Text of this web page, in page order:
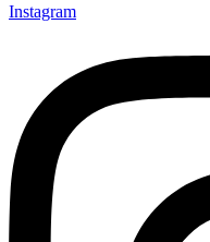
Instagram